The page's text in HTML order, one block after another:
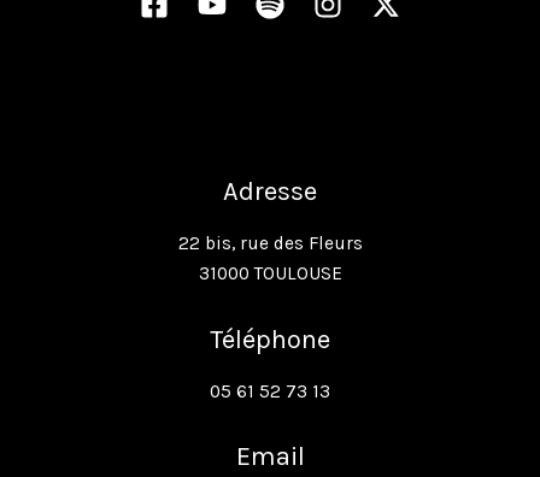
Adresse
22 bis, rue des Fleurs
31000 TOULOUSE
Téléphone
05 61 52 73 13
Email